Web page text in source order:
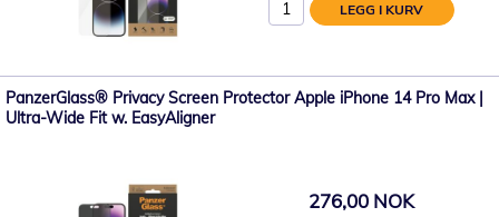
LEGG I KURV
PanzerGlass® Privacy Screen Protector Apple iPhone 14 Pro Max |
Ultra-Wide Fit w. EasyAligner
276,00 NOK